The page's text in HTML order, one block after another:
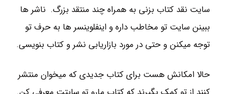
سایت نقد کتاب بزنی به همراه چند منتقد بزرگ. ناشر ها
ببینن سایت تو مخاطب داره و اینفلوینسر ها به حرف تو
توجه میکنن و حتی در مورد بازاریابی نشر و کتاب بنویسی.
حالا امکانش هست برای کتاب جدیدی که میخوان منتشر